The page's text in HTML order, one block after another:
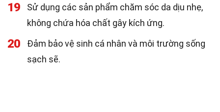
19
Sử dụng các sản phẩm chăm sóc da dịu nhẹ,
không chứa hóa chất gây kích ứng.
20
Đảm bảo vệ sinh cá nhân và môi trường sống
sạch sẽ.